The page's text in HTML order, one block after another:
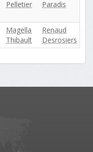
Pelletier
Paradis
Magella
Thibault
Renaud
Desrosiers